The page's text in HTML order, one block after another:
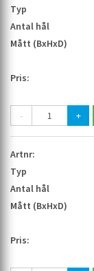
- +